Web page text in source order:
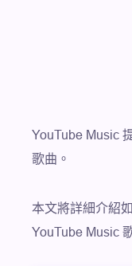
YouTube Music
歌曲。
本文將詳細介紹
YouTube Music